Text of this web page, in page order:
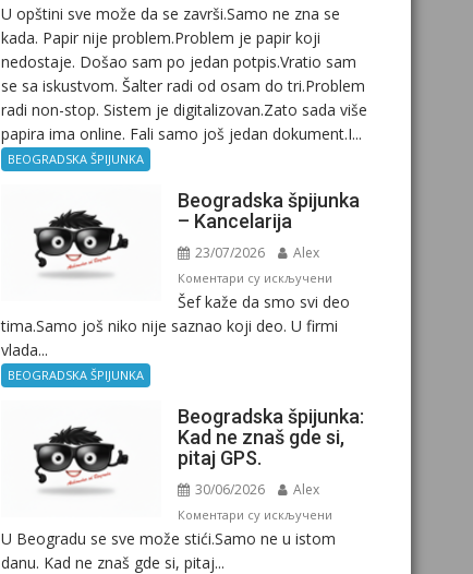
Beogradska
špijunka
–
Birokratija
U opštini sve može da se završi.Samo ne zna se
kada. Papir nije problem.Problem je papir koji
nedostaje. Došao sam po jedan potpis.Vratio sam
se sa iskustvom. Šalter radi od osam do tri.Problem
radi non-stop. Sistem je digitalizovan.Zato sada više
papira ima online. Fali samo još jedan dokument.I...
BEOGRADSKA ŠPIJUNKA
Beogradska špijunka
– Kancelarija
23/07/2026 Alex
Коментари су искљученина
Beogradska
špijunka
Šef kaže da smo svi deo
tima.Samo još niko nije saznao koji deo. U firmi
vlada...
BEOGRADSKA ŠPIJUNKA
Beogradska špijunka:
Kad ne znaš gde si,
pitaj GPS.
30/06/2026 Alex
Коментари су искљученина
Beogradska
U Beogradu se sve može stići.Samo ne u istom
danu. Kad ne znaš gde si, pitaj...